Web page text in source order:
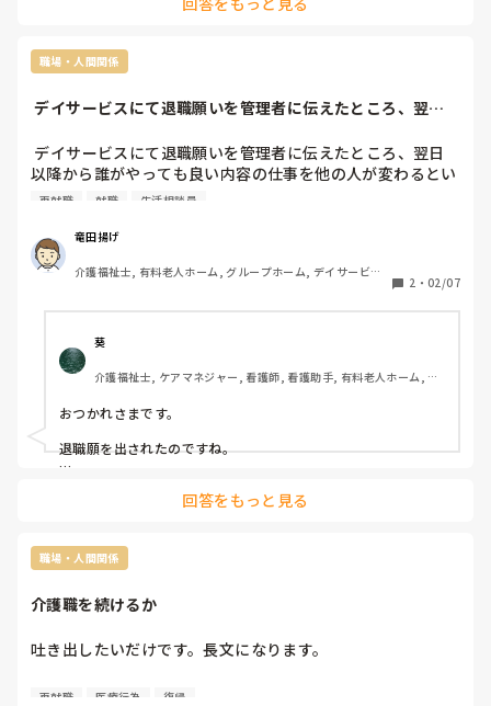
キリですよね。社会福祉法人か株式会社かにもよって、理念や
ん。
職場・人間関係
デイサービスにて退職願いを管理者に伝えたところ、翌日
デイサービスにて退職願いを管理者に伝えたところ、翌日
以降から誰がやっても良い内容の仕事を他の人が変わるとい
う名目で取り上げられ、あまり手伝うことのなかったレクリ
ました。
生活相談員や親しいスタッフとはコミュニケーションを行
の注意以外はコミュニケーションを行うことがなくなりまし
介護の現場とはこのような人間関係が普通の状態なのでし
ょうか？
再就職を検討しても、働いてからでないと見えてこないと
ころもあり不安な気持ちでいっぱいです。
再就職 就職 生活相談員
竜田揚げ
介護福祉士, 有料老人ホーム, グループホーム, デイサービス,
2 ・ 02/07
葵
介護福祉士, ケアマネジャー, 看護師, 看護助手, 有料老人ホーム, 介
おつかれさまです。
退職願を出されたのですね。
退職の意向を伝えると態度を急に変える人もたまにいますね。
よ。たまたま大人気ない管理者に当たってしまったということ
だと思います。
就職、転職って確かに入職してみて初めて分かることも多くて
できれば知人が働いているとか職場の内情が分かるといいんで
う手もなくはないですが、確実性には欠けます。
回答をもっと見る
職場・人間関係
介護職を続けるか
吐き出したいだけです。長文になります。
再就職 医療行為 復帰